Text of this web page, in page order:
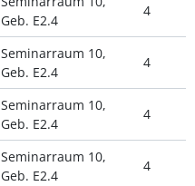
Geb. E2.4
4
Seminarraum 10,
Geb. E2.4
4
Seminarraum 10,
Geb. E2.4
4
Seminarraum 10,
Geb. E2.4
4